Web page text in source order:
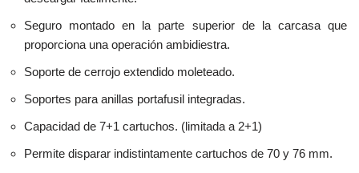
Seguro montado en la parte superior de la carcasa que
proporciona una operación ambidiestra.
Soporte de cerrojo extendido moleteado.
Soportes para anillas portafusil integradas.
Capacidad de 7+1 cartuchos. (limitada a 2+1)
Permite disparar indistintamente car­tuchos de 70 y 76 mm.